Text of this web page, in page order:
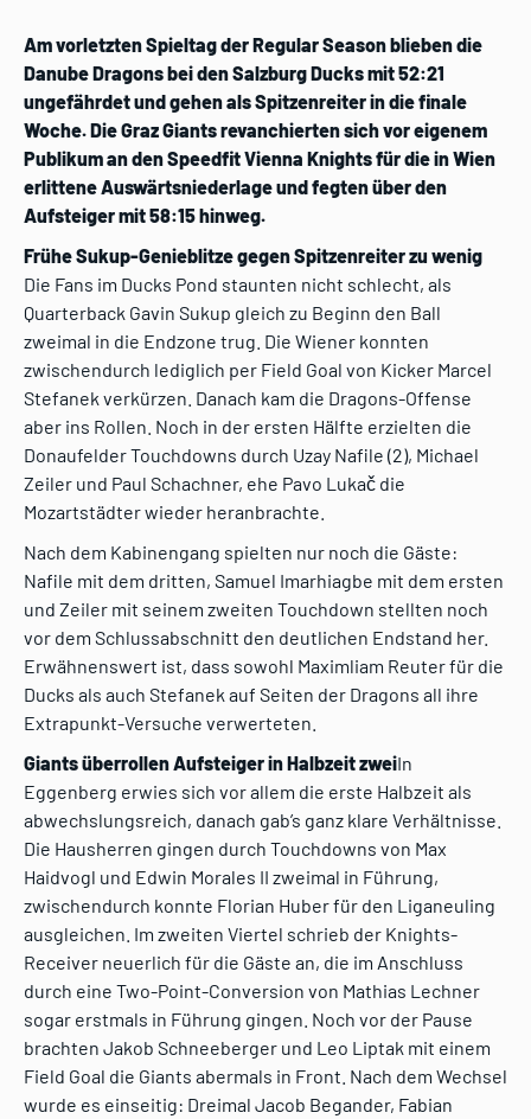
Am vorletzten Spieltag der Regular Season blieben die
Danube Dragons bei den Salzburg Ducks mit 52:21
ungefährdet und gehen als Spitzenreiter in die finale
Woche. Die Graz Giants revanchierten sich vor eigenem
Publikum an den Speedfit Vienna Knights für die in Wien
erlittene Auswärtsniederlage und fegten über den
Aufsteiger mit 58:15 hinweg.
Frühe Sukup-Genieblitze gegen Spitzenreiter zu wenig
Die Fans im Ducks Pond staunten nicht schlecht, als
Quarterback Gavin Sukup gleich zu Beginn den Ball
zweimal in die Endzone trug. Die Wiener konnten
zwischendurch lediglich per Field Goal von Kicker Marcel
Stefanek verkürzen. Danach kam die Dragons-Offense
aber ins Rollen. Noch in der ersten Hälfte erzielten die
Donaufelder Touchdowns durch Uzay Nafile (2), Michael
Zeiler und Paul Schachner, ehe Pavo Lukač die
Mozartstädter wieder heranbrachte.
Nach dem Kabinengang spielten nur noch die Gäste:
Nafile mit dem dritten, Samuel Imarhiagbe mit dem ersten
und Zeiler mit seinem zweiten Touchdown stellten noch
vor dem Schlussabschnitt den deutlichen Endstand her.
Erwähnenswert ist, dass sowohl Maximliam Reuter für die
Ducks als auch Stefanek auf Seiten der Dragons all ihre
Extrapunkt-Versuche verwerteten.
Giants überrollen Aufsteiger in Halbzeit zweiIn
Eggenberg erwies sich vor allem die erste Halbzeit als
abwechslungsreich, danach gab’s ganz klare Verhältnisse.
Die Hausherren gingen durch Touchdowns von Max
Haidvogl und Edwin Morales II zweimal in Führung,
zwischendurch konnte Florian Huber für den Liganeuling
ausgleichen. Im zweiten Viertel schrieb der Knights-
Receiver neuerlich für die Gäste an, die im Anschluss
durch eine Two-Point-Conversion von Mathias Lechner
sogar erstmals in Führung gingen. Noch vor der Pause
brachten Jakob Schneeberger und Leo Liptak mit einem
Field Goal die Giants abermals in Front. Nach dem Wechsel
wurde es einseitig: Dreimal Jacob Begander, Fabian